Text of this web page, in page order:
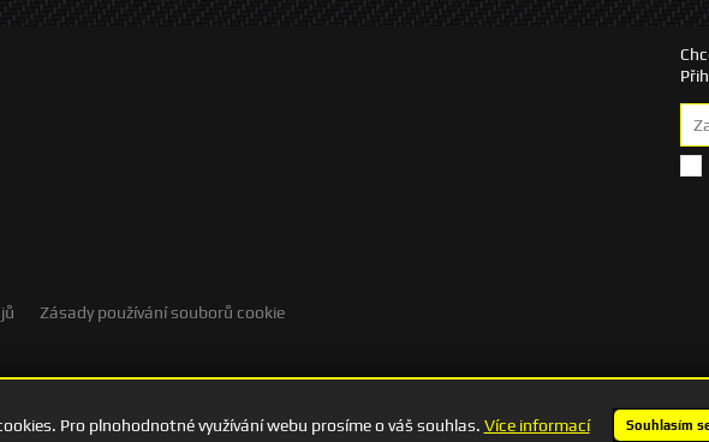
Zásady používání souborů cookie
Pro plnohodnotné využívání webu prosíme o váš souhlas. Více informací Souhlasím